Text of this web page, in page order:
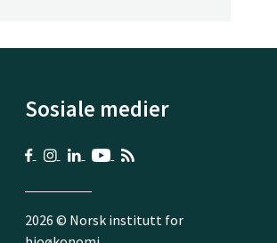
Sosiale medier
2026 © Norsk institutt for